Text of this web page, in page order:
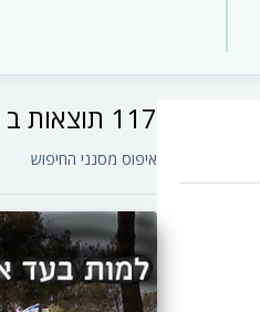
117 תוצאות ב סרטים‎
איפוס מסנני החיפוש